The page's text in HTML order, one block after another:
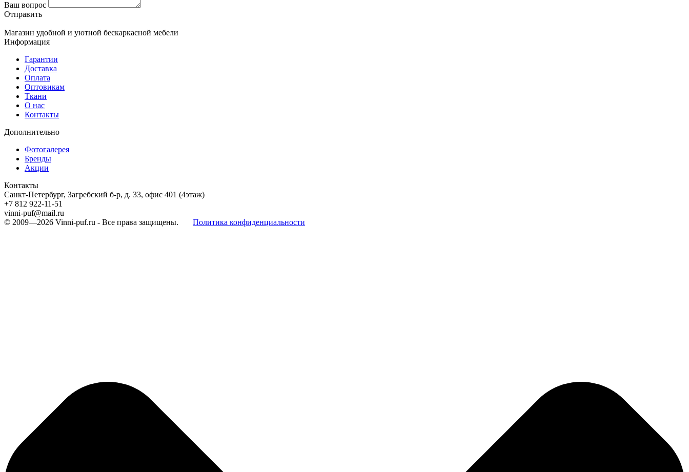
Ваш вопрос
Отправить
Магазин удобной и уютной бескаркасной мебели
Информация
Гарантии
Доставка
Оплата
Оптовикам
Ткани
О нас
Контакты
Дополнительно
Фотогалерея
Бренды
Акции
Контакты
Санкт-Петербург, Загребский б-р, д. 33, офис 401 (4этаж)
+7 812 922-11-51
vinni-puf@mail.ru
© 2009—2026 Vinni-puf.ru - Все права защищены. Политика конфиденциальности